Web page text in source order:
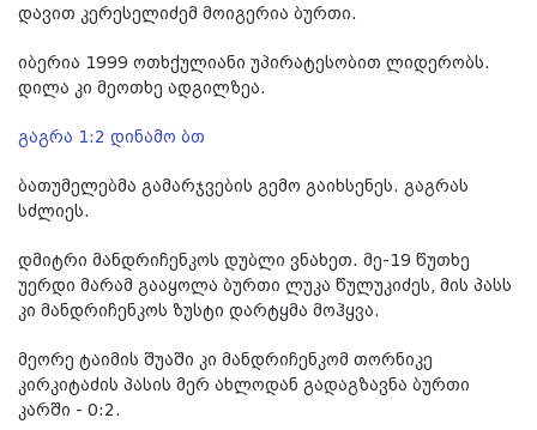
დავით კერესელიძემ მოიგერია ბურთი.
იბერია 1999 ოთხქულიანი უპირატესობით ლიდერობს.
დილა კი მეოთხე ადგილზეა.
გაგრა 1:2 დინამო ბთ
ბათუმელებმა გამარჯვების გემო გაიხსენეს. გაგრას
სძლიეს.
დმიტრი მანდრიჩენკოს დუბლი ვნახეთ. მე-19 წუთხე
უერდი მარამ გააყოლა ბურთი ლუკა წულუკიძეს, მის პასს
კი მანდრიჩენკოს ზუსტი დარტყმა მოჰყვა.
მეორე ტაიმის შუაში კი მანდრიჩენკომ თორნიკე
კირკიტაძის პასის მერ ახლოდან გადაგზავნა ბურთი
კარში - 0:2.